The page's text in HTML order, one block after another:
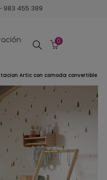
983 455 389
Buscar
0
Artic con comoda convertible